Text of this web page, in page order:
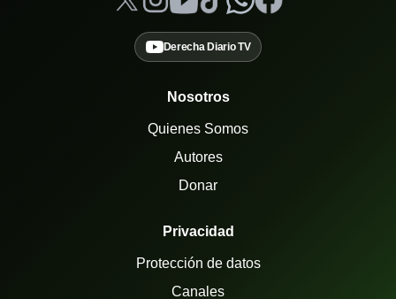
Derecha Diario TV
Nosotros
Quienes Somos
Autores
Donar
Privacidad
Protección de datos
Canales